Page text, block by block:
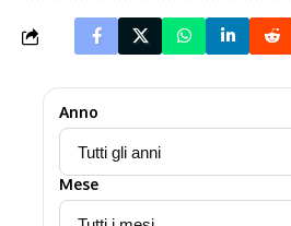
Anno
Mese